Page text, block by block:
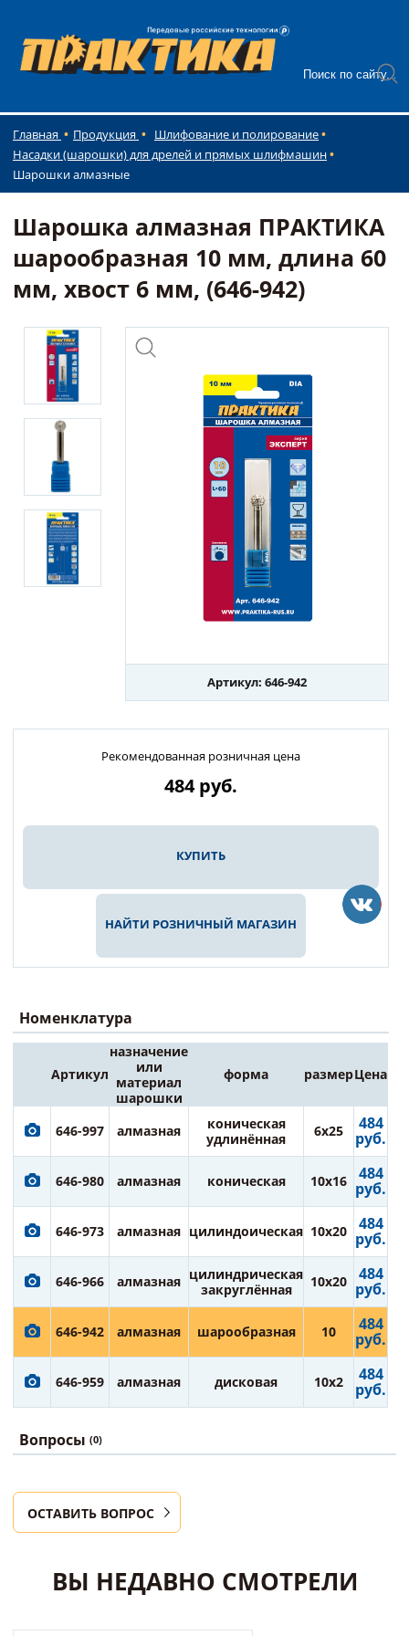
Главная Продукция
Шлифование и полирование
Насадки (шарошки) для дрелей и прямых шлифмашин
Шарошки алмазные
Шарошка алмазная ПРАКТИКА
шарообразная 10 мм, длина 60
мм, хвост 6 мм, (646-942)
Артикул: 646-942
Рекомендованная розничная цена
484руб.
КУПИТЬ
НАЙТИ РОЗНИЧНЫЙ МАГАЗИН
Номенклатура
Артикул
назначение
или
материал
шарошки
форма размерЦена
646-997 алмазная
коническая
удлинённая
6х25 484
руб.
646-980 алмазная коническая 10х16 484
руб.
646-973 алмазная цилиндоическая 10х20 484
руб.
646-966 алмазная цилиндрическая
закруглённая
10х20 484
руб.
646-942 алмазная шарообразная 10 484
руб.
646-959 алмазная дисковая 10х2 484
руб.
Вопросы (0)
ОСТАВИТЬ ВОПРОС
ВЫ НЕДАВНО СМОТРЕЛИ